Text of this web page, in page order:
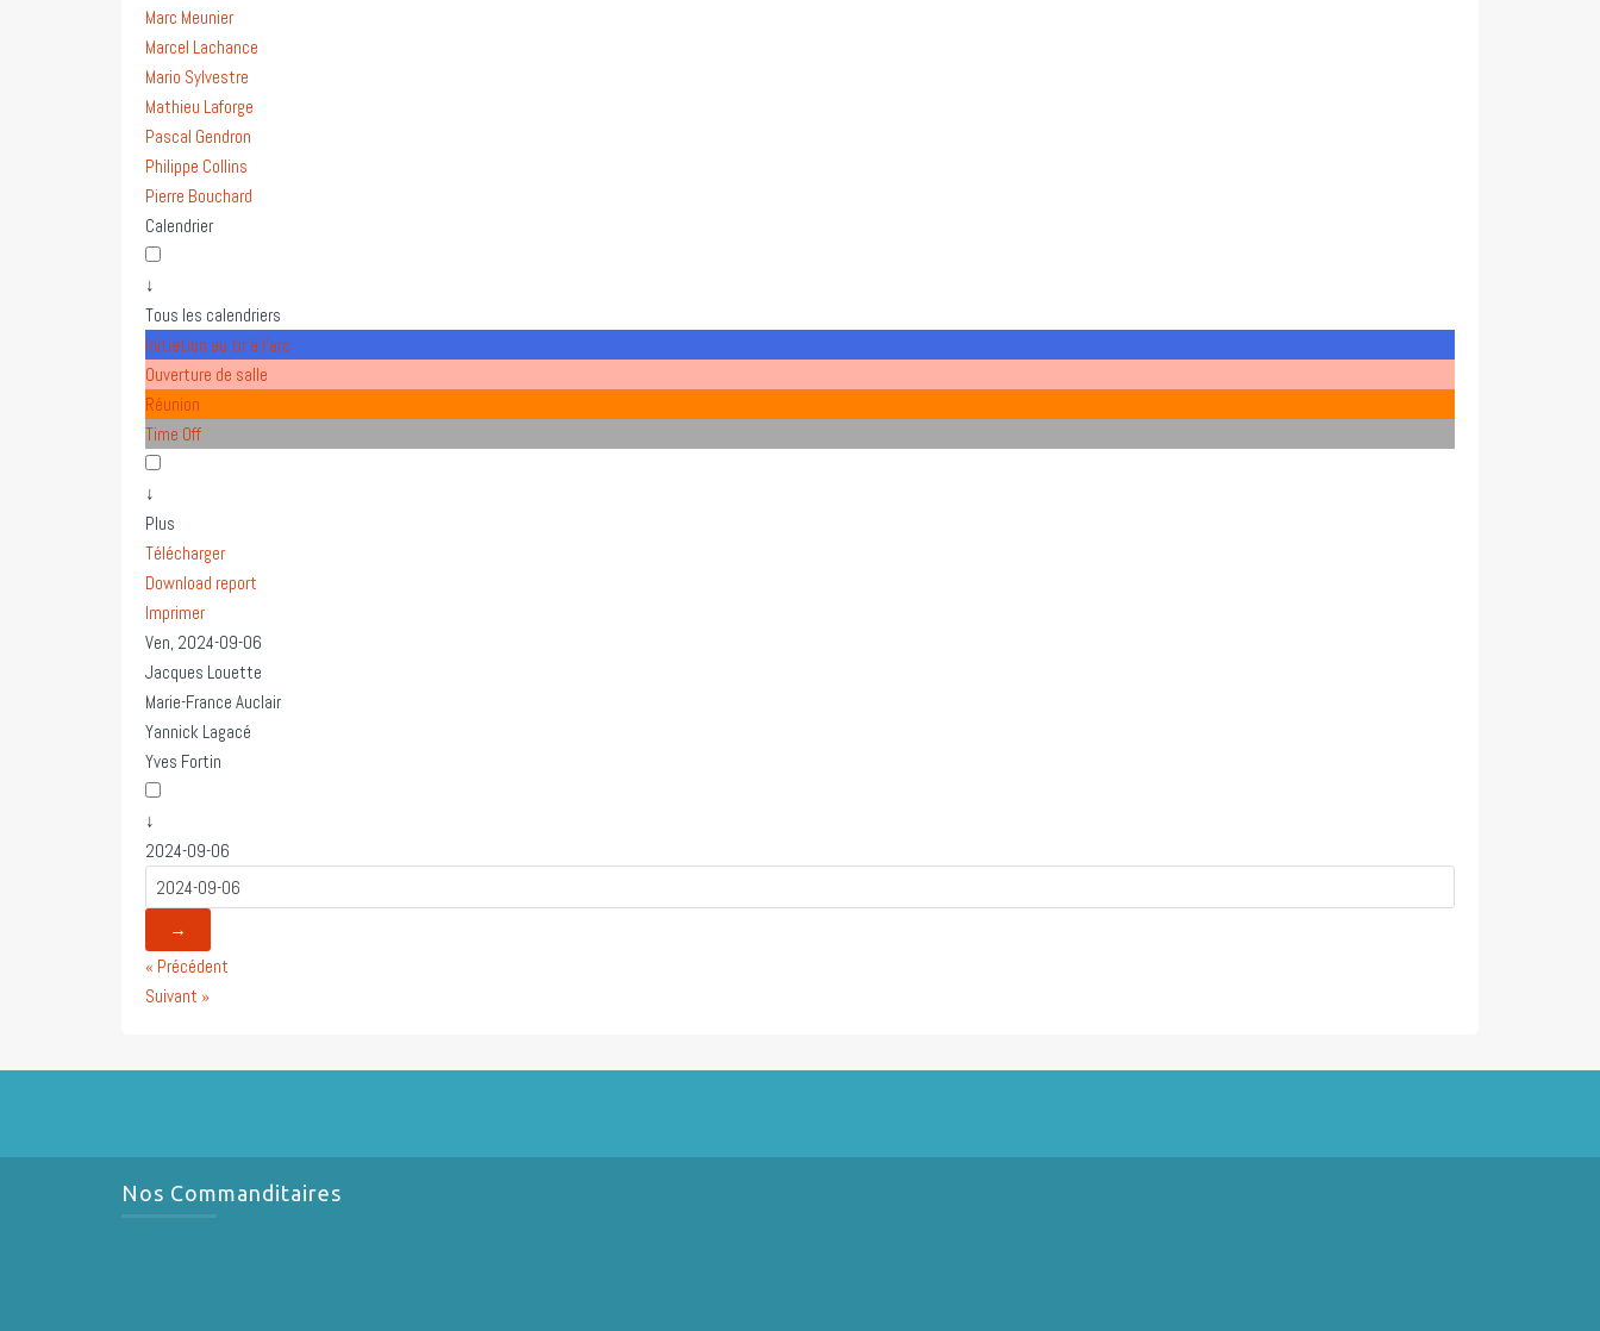
Marc Meunier
Marcel Lachance
Mario Sylvestre
Mathieu Laforge
Pascal Gendron
Philippe Collins
Pierre Bouchard
Calendrier
↓
Tous les calendriers
Initiation au tir à l'arc
Ouverture de salle
Réunion
Time Off
↓
Plus
Télécharger
Download report
Imprimer
Ven, 2024-09-06
Jacques Louette
Marie-France Auclair
Yannick Lagacé
Yves Fortin
↓
2024-09-06
→
« Précédent
Suivant »
Nos Commanditaires